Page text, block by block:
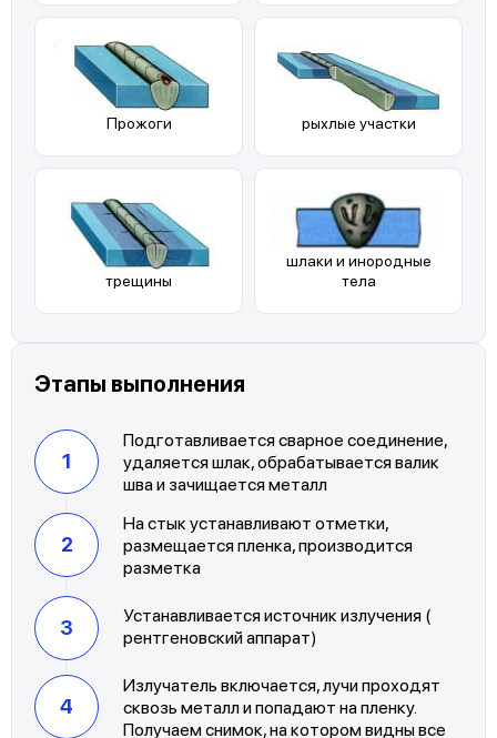
Прожоги рыхлые участки
трещины
шлаки и инородные
тела
Этапы выполнения
Подготавливается сварное соединение,
удаляется шлак, обрабатывается валик
шва и зачищается металл
На стык устанавливают отметки,
размещается пленка, производится
разметка
Устанавливается источник излучения (
рентгеновский аппарат)
Излучатель включается, лучи проходят
сквозь металл и попадают на пленку.
Получаем снимок, на котором видны все